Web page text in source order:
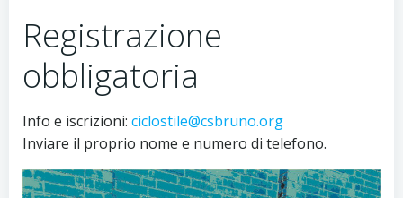
Registrazione
obbligatoria
Info e iscrizioni: ciclostile@csbruno.org
Inviare il proprio nome e numero di telefono.